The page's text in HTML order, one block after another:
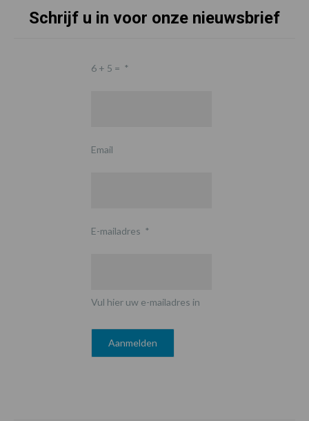
Schrijf u in voor onze nieuwsbrief
6 + 5 = *
Email
E-mailadres *
Vul hier uw e-mailadres in